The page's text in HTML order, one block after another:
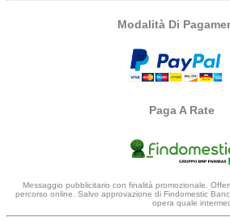
Modalità Di
Paga A Rate
Messaggio pubblicitario con finalità promozionale.
percorso online. Salvo approvazione di Findomestic
opera quale